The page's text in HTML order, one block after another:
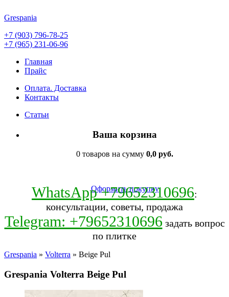
Grespania
+7 (903) 796-78-25
+7 (965) 231-06-96
Главная
Прайс
Оплата. Доставка
Контакты
Статьи
Ваша корзина
0 товаров на сумму 0,0 руб.
Оформить покупку
WhatsApp +79652310696:
консультации, советы, продажа
Telegram: +79652310696 задать вопрос
по плитке
Grespania » Volterra » Beige Pul
Grespania Volterra Beige Pul